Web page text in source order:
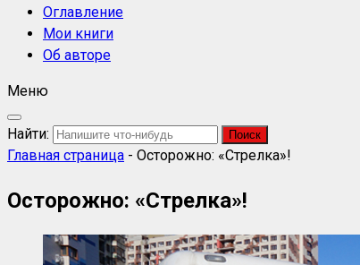
Оглавление
Мои книги
Об авторе
Меню
Найти:
Главная страница - Осторожно: «Стрелка»!
Осторожно: «Стрелка»!